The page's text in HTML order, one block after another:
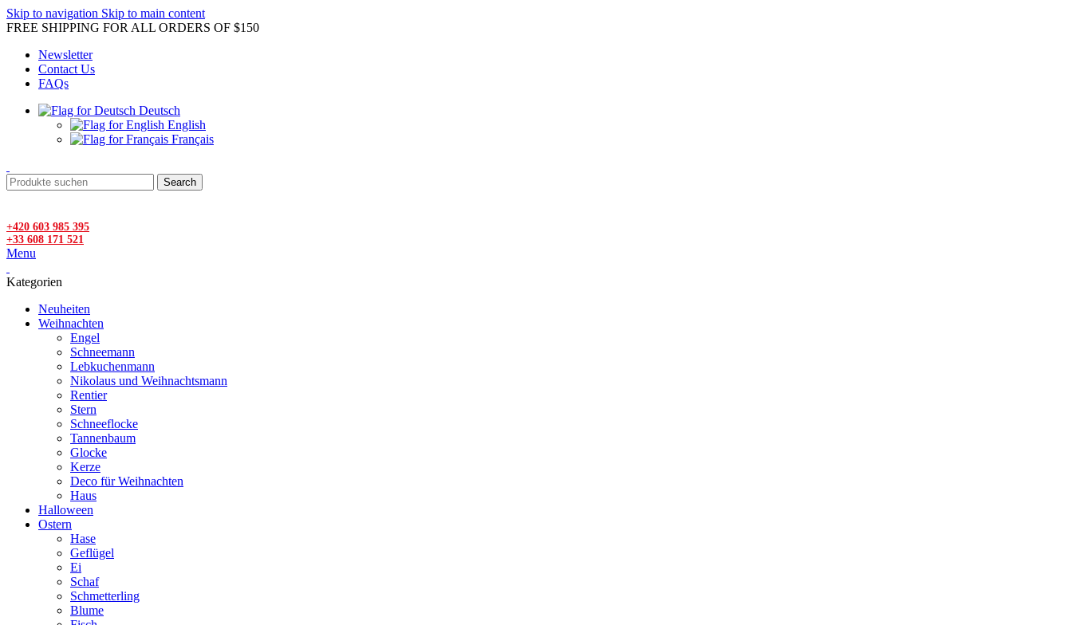
Skip to navigation Skip to main content
FREE SHIPPING FOR ALL ORDERS OF $150
Newsletter
Contact Us
FAQs
Deutsch
English
Français
Search
+420 603 985 395
+33 608 171 521
Menu
Kategorien
Neuheiten
Weihnachten
Engel
Schneemann
Lebkuchenmann
Nikolaus und Weihnachtsmann
Rentier
Stern
Schneeflocke
Tannenbaum
Glocke
Kerze
Deco für Weihnachten
Haus
Halloween
Ostern
Hase
Geflügel
Ei
Schaf
Schmetterling
Blume